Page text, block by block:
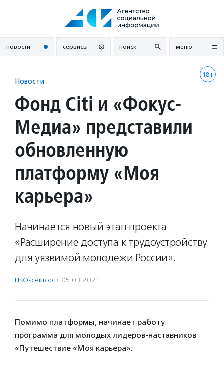
новости сервисы поиск меню
18+
Новости
Фонд Citi и «Фокус-
Медиа» представили
обновленную
платформу «Моя
карьера»
Начинается новый этап проекта
«Расширение доступа к трудоустройству
для уязвимой молодежи России».
НКО-сектор · 05.03.2021
Помимо платформы, начинает работу
программа для молодых лидеров-наставников
«Путешествие «Моя карьера».